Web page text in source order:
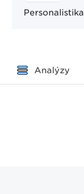
Personalistika
Analýzy